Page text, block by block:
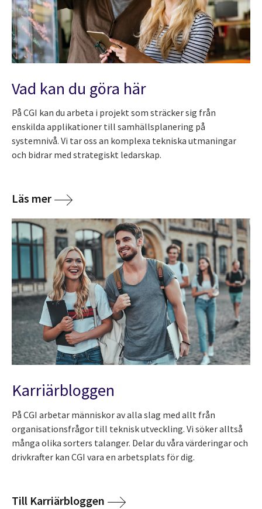
Vad kan du göra här
På CGI kan du arbeta i projekt som sträcker sig från
enskilda applikationer till samhällsplanering på
systemnivå. Vi tar oss an komplexa tekniska utmaningar
och bidrar med strategiskt ledarskap.
Läs mer
Karriärbloggen
På CGI arbetar människor av alla slag med allt från
organisationsfrågor till teknisk utveckling. Vi söker alltså
många olika sorters talanger. Delar du våra värderingar och
drivkrafter kan CGI vara en arbetsplats för dig.
Till Karriärbloggen